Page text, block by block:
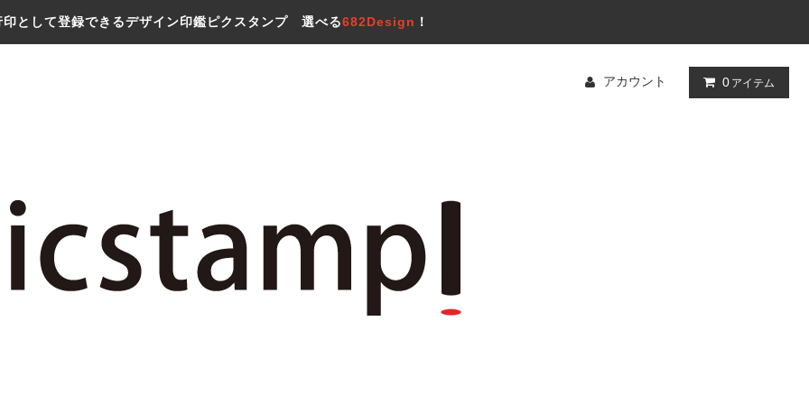
印として登録できるデザイン印鑑ピクスタンプ 選べる682Design ！
アカウント 0 アイテム